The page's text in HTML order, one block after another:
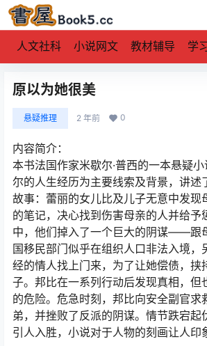
人文社科 小说网文 教材辅导 学
原以为她很美
悬疑推理 2 年前 0
内容简介：
本书法国作家米歇尔·普西的一本悬疑小
尔的人生经历为主要线索及背景，讲述
故事：蕾丽的女儿比及儿子无意中发现
的笔记，决心找到伤害母亲的人并给予
中，他们掉入了一个巨大的阴谋——跟
国移民部门似乎在组织人口非法入境，
经的情人找上门来，为了让她偿债，挟
子。邦比在一系列行动后发现真相，但
的危险。危急时刻，邦比向安全副官求
弟，并挫败了反派的阴谋。情节跌宕起
引人入胜，小说对于人物的刻画让人印